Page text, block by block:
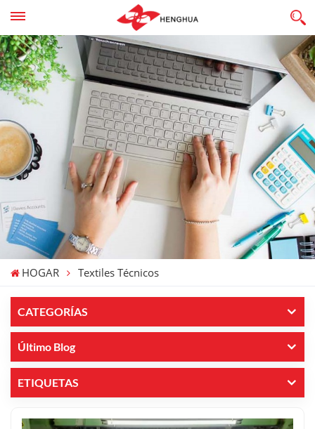
HOGAR Textiles Técnicos
CATEGORÍAS
Último Blog
ETIQUETAS